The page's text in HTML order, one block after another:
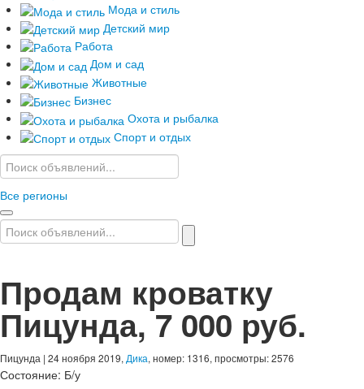
Мода и стиль
Детский мир
Работа
Дом и сад
Животные
Бизнес
Охота и рыбалка
Спорт и отдых
Все регионы
Продам кроватку
Пицунда,7 000 руб.
Пицунда | 24 ноября 2019, Дика, номер: 1316, просмотры: 2576
Состояние: Б/у